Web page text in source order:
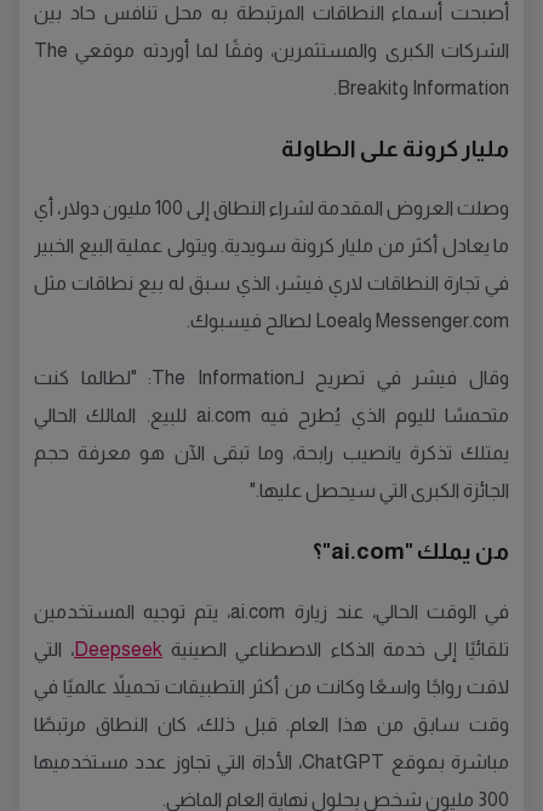
أصبحت أسماء النطاقات المرتبطة به محل تنافس حاد بين
الشركات الكبرى والمستثمرين، وفقًا لما أوردته موقعي The
Information وBreakit.
مليار كرونة على الطاولة
وصلت العروض المقدمة لشراء النطاق إلى 100 مليون دولار، أي
ما يعادل أكثر من مليار كرونة سويدية. ويتولى عملية البيع الخبير
في تجارة النطاقات لاري فيشر، الذي سبق له بيع نطاقات مثل
Messenger.com وLoeal لصالح فيسبوك.
وقال فيشر في تصريح لـThe Information: "لطالما كنت
متحمسًا لليوم الذي يُطرح فيه ai.com للبيع. المالك الحالي
يمتلك تذكرة يانصيب رابحة، وما تبقى الآن هو معرفة حجم
الجائزة الكبرى التي سيحصل عليها."
من يملك "ai.com"؟
في الوقت الحالي، عند زيارة ai.com، يتم توجيه المستخدمين
تلقائيًا إلى خدمة الذكاء الاصطناعي الصينية Deepseek، التي
لاقت رواجًا واسعًا وكانت من أكثر التطبيقات تحميلاً عالميًا في
وقت سابق من هذا العام. قبل ذلك، كان النطاق مرتبطًا
مباشرة بموقع ChatGPT، الأداة التي تجاوز عدد مستخدميها
300 مليون شخص بحلول نهاية العام الماضي.